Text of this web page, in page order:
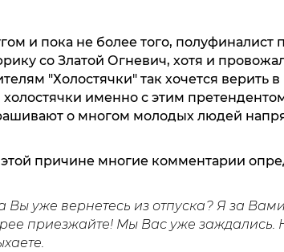
и пока не более того, полуфиналист
со Златой Огневич, хотя и
"Холостячки" так хочется верить
именно с этим
о многом молодых людей
причине многие комментарии
Вы уже вернетесь из отпуска? Я за
приезжайте! Мы Вас уже заждались.